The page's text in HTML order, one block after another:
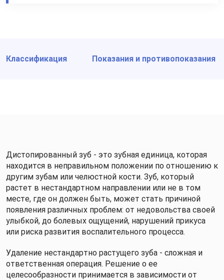
Классификация Показания и противопоказания
Дистопированный зуб - это зубная единица, которая
находится в неправильном положении по отношению к
другим зубам или челюстной кости. Зуб, который
растет в нестандартном направлении или не в том
месте, где он должен быть, может стать причиной
появления различных проблем: от недовольства своей
улыбкой, до болевых ощущений, нарушений прикуса
или риска развития воспалительного процесса.
Удаление нестандартно растущего зуба - сложная и
ответственная операция. Решение о ее
целесообразности принимается в зависимости от